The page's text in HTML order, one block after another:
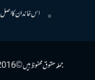
اس خاندان کا
جملہ حقوق محفوظ ہیں © 2016-2021 دلیل (ڈاٹ پی کے)۔